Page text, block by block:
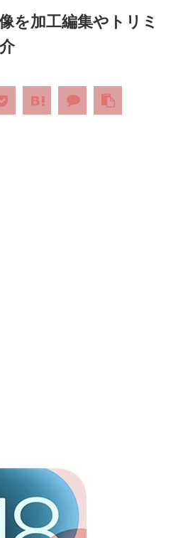
を加工編集やトリミ